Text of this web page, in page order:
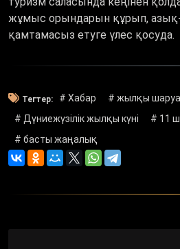
жұмыс орындарын құрып, азық-
қамтамасыз етуге үлес қосуда.
Тегтер: # Хабар
# жылқы
# Дүниежүзілік жылқы күні
# 11
# басты жаңалық